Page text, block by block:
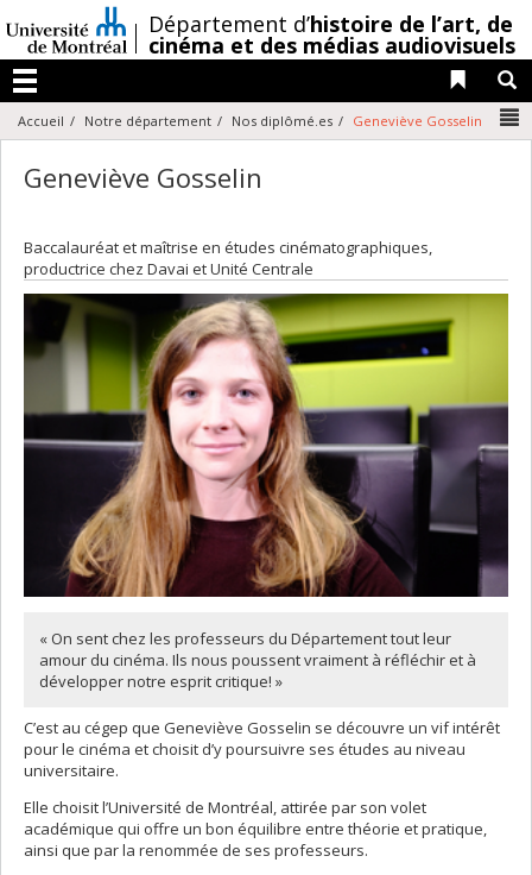
au
contenu
/Département d’histoire de l’art, de
cinéma et des médias audiovisuels
Menu
Liens
Accueil Notre département Nos diplômé.es Geneviève Gosselin
Geneviève Gosselin
Baccalauréat et maîtrise en études cinématographiques,
productrice chez Davai et Unité Centrale
« On sent chez les professeurs du Département tout leur
amour du cinéma. Ils nous poussent vraiment à réfléchir et à
développer notre esprit critique! »
C’est au cégep que Geneviève Gosselin se découvre un vif intérêt
pour le cinéma et choisit d’y poursuivre ses études au niveau
universitaire.
Elle choisit l’Université de Montréal, attirée par son volet
académique qui offre un bon équilibre entre théorie et pratique,
ainsi que par la renommée de ses professeurs.